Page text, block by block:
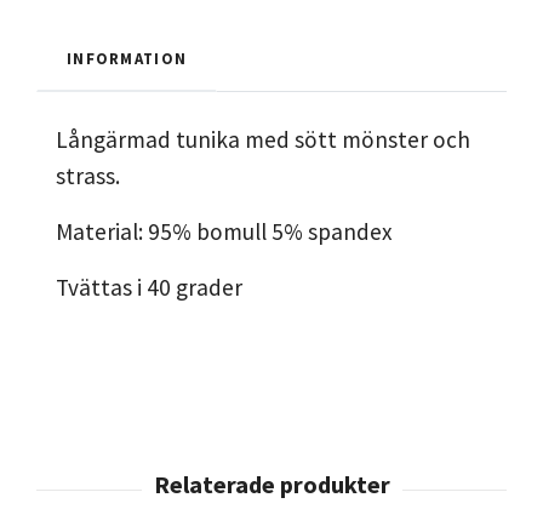
INFORMATION
Långärmad tunika med sött mönster och
strass.
Material: 95% bomull 5% spandex
Tvättas i 40 grader